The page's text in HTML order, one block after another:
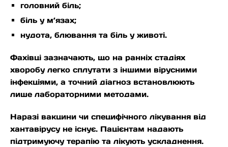
головний біль;
біль у м’язах;
нудота, блювання та біль у животі.
Фахівці зазначають, що на ранніх стадіях
хворобу легко сплутати з іншими вірусними
інфекціями, а точний діагноз встановлюють
лише лабораторними методами.
Наразі вакцини чи специфічного лікування від
хантавірусу не існує. Пацієнтам надають
підтримуючу терапію та лікують ускладнення.